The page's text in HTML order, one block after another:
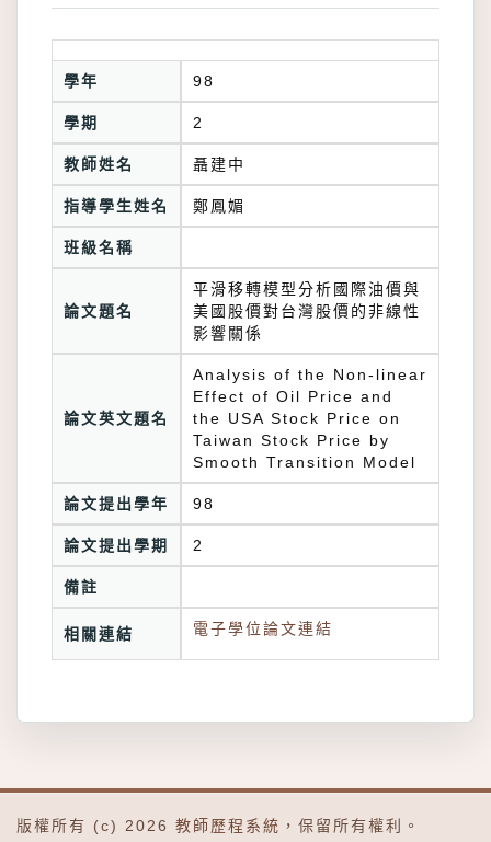
學年 98
學期 2
教師姓名 聶建中
指導學生姓名 鄭鳳媚
班級名稱
論文題名
平滑移轉模型分析國際油價與
美國股價對台灣股價的非線性
影響關係
論文英文題名
Analysis of the Non-linear
Effect of Oil Price and
the USA Stock Price on
Taiwan Stock Price by
Smooth Transition Model
論文提出學年 98
論文提出學期 2
備註
相關連結 電子學位論文連結
版權所有 (c) 2026 教師歷程系統 ，保留所有權利。